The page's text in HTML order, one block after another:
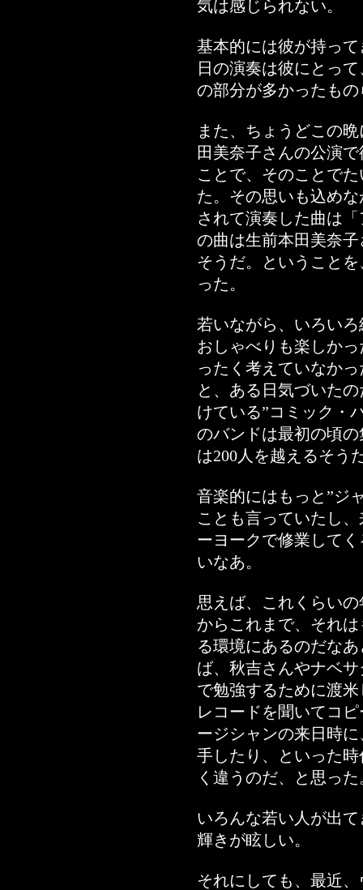
気は感じられない。
基本的には彼が持っ
日の演奏は彼にとっ
の部分が多かったも
また、ちょうどこの
田美奈子さんの公演
ことで、そのことで
た。その思いも込め
されて演奏した曲は
の曲は生前本田美奈
そうだ。ということ
った。
若いながら、いろい
おしゃべりも楽しか
ったく考えていなか
と、ある日気づいた
けている”コミック・
のバンドは最初の頃
は200人を越えるそう
音楽的にはもっと”ジ
ことも言っていたし
ーヨークで修業して
いなあ。
思えば、これくらい
からこれまで、それ
る環境にあるのだな
ば、秋吉さんやナベ
で勉強するために渡
レコードを聞いてコ
ージシャンの来日時
手したり、といった
く違うのだ、と思った
いろんな若い人が出
輝きが眩しい。
それにしても、最近